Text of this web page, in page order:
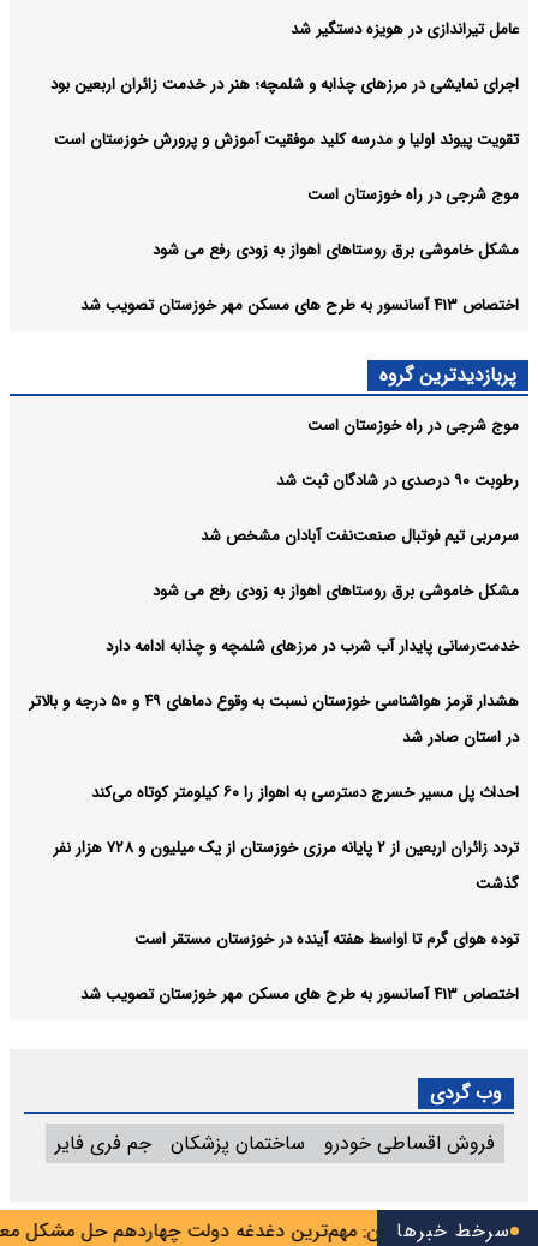
سرخط خبرها
پزشکیان: مهم‌ترین دغدغه دولت چهاردهم حل مشکل
عامل تیراندازی در هویزه دستگیر شد
اجرای نمایشی در مرزهای چذابه و شلمچه؛ هنر در خدمت زائران اربعین بود
تقویت پیوند اولیا و مدرسه کلید موفقیت آموزش و پرورش خوزستان است
موج شرجی در راه خوزستان است
مشکل خاموشی برق روستاهای اهواز به زودی رفع می شود
اختصاص ۴۱۳ آسانسور به طرح های مسکن مهر خوزستان تصویب شد
پربازدیدترین گروه
موج شرجی در راه خوزستان است
رطوبت ۹۰ درصدی در شادگان ثبت شد
سرمربی تیم فوتبال صنعت‌نفت آبادان مشخص شد
مشکل خاموشی برق روستاهای اهواز به زودی رفع می شود
خدمت‌رسانی پایدار آب شرب در مرزهای شلمچه و چذابه ادامه دارد
هشدار قرمز هواشناسی خوزستان نسبت به وقوع دما‌های ۴۹ و ۵۰ درجه و بالاتر
در استان صادر شد
احداث پل مسیر خسرج دسترسی به اهواز را ۶۰ کیلومتر کوتاه می‌کند
تردد زائران اربعین از ۲ پایانه مرزی خوزستان از یک میلیون و ۷۲۸ هزار نفر
گذشت
توده هوای گرم تا اواسط هفته آینده در خوزستان مستقر است
اختصاص ۴۱۳ آسانسور به طرح های مسکن مهر خوزستان تصویب شد
وب گردی
فروش اقساطی خودرو
ساختمان پزشکان جم فری فایر